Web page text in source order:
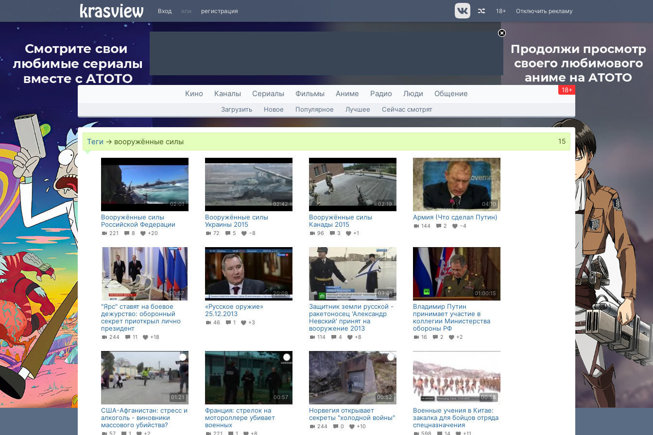
Вход или регистрация Отключить рекламу
18+
Кино Каналы Сериалы Фильмы Аниме Радио Люди Общение 18+
Загрузить Новое Популярное Лучшее Сейчас смотрят
Теги → вооружённые силы 15
02:01
Вооружённые силы
Российской Федерации
221 8 +20
02:42
Вооружённые силы
Украины 2015
72 5 −8
02:19
Вооружённые силы
Канады 2015
96 3 +1
04:10
Армия (Что сделал Путин)
144 2 −4
03:57
"Ярс" ставят на боевое
дежурство: оборонный
секрет приоткрыл лично
президент
244 11 +18
20:08
«Русское оружие»
25.12.2013
46 1 +3
03:01
Защитник земли русской -
ракетоносец 'Александр
Невский' принят на
вооружение 2013
114 4 +8
01:00:15
Владимир Путин
принимает участие в
коллегии Министерства
обороны РФ
16 2 +2
01:21
США-Афганистан: стресс и
алкоголь - виновники
массового убийства?
00:57
Франция: стрелок на
мотороллере убивает
военных
00:52
Норвегия открывает
секреты "холодной войны"
244 0 +10
00:58
Военные учения в Китае:
закалка для бойцов отряда
спецназначения